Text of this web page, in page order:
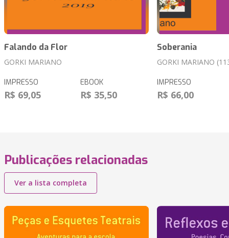
Falando da Flor
GORKI MARIANO
IMPRESSO
R$ 69,05
EBOOK
R$ 35,50
Soberania
GORKI MARIANO
IMPRESSO
R$ 66,00
Publicações relacionadas
Ver a lista completa